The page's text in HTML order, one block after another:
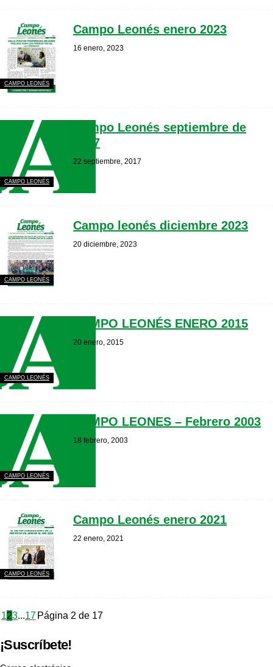
CAMPO LEONÉS
Campo Leonés enero 2023
16 enero, 2023
CAMPO LEONÉS
Campo Leonés septiembre de
2017
22 septiembre, 2017
CAMPO LEONÉS
Campo leonés diciembre 2023
20 diciembre, 2023
CAMPO LEONÉS
CAMPO LEONÉS ENERO 2015
20 enero, 2015
CAMPO LEONÉS
CAMPO LEONES – Febrero 2003
18 febrero, 2003
CAMPO LEONÉS
Campo Leonés enero 2021
22 enero, 2021
123...17 Página 2 de 17
¡Suscríbete!